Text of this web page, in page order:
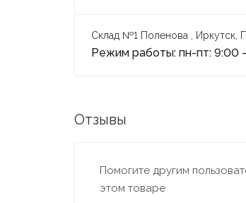
Склад №1 Поленова , Иркутск,
Режим работы: пн-пт: 9:00
Отзывы
Помогите другим
этом товаре